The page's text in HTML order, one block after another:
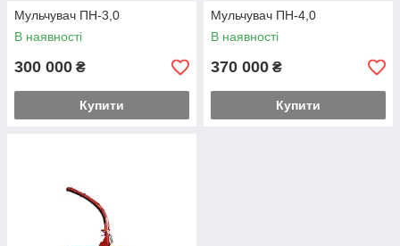
Мульчувач ПН-3,0
В наявності
300 000 ₴
Купити
Мульчувач ПН-4,0
В наявності
370 000 ₴
Купити